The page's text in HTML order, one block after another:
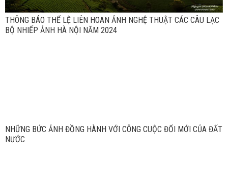
THÔNG BÁO THỂ LỆ LIÊN HOAN ẢNH NGHỆ THUẬT CÁC CÂU LẠC
BỘ NHIẾP ẢNH HÀ NỘI NĂM 2024
NHỮNG BỨC ẢNH ĐỒNG HÀNH VỚI CÔNG CUỘC ĐỔI MỚI CỦA ĐẤT
NƯỚC